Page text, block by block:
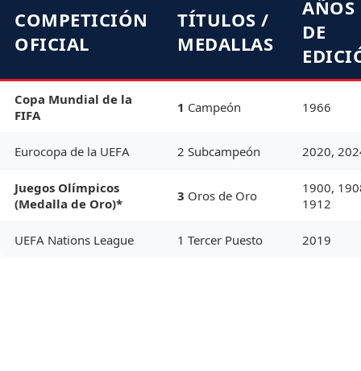
COMPETICIÓN
OFICIAL
TÍTULOS /
MEDALLAS
AÑOS
DE
Copa Mundial de la
FIFA
1 Campeón 1966
Eurocopa de la UEFA 2 Subcampeón 2020,
Juegos Olímpicos
(Medalla de Oro)*
3 Oros de Oro
1900,
1912
UEFA Nations League 1 Tercer Puesto 2019